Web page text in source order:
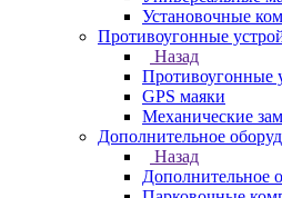
Установочные
Противоугонные
Назад
Противоугонные
GPS маяки
Механические
Дополнительное
Назад
Дополнительное